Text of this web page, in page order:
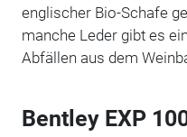
englischer Bio-Schafe
manche Leder gibt es
Abfällen aus dem
Bentley EXP